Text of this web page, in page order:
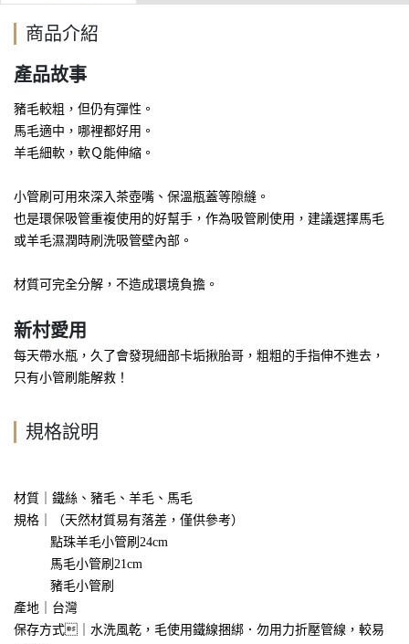
商品介紹
產品故事
豬毛較粗，但仍有彈性。
馬毛適中，哪裡都好用 。
羊毛細軟，軟Ｑ能伸縮。
小管刷可用來深入茶壺嘴、保溫瓶蓋等隙縫。
也是環保吸管重複使用的好幫手，作為吸管刷使用，建議選擇馬毛
或羊毛濕潤時刷洗吸管壁內部。
材質可完全分解，不造成環境負擔。
新村愛用
每天帶水瓶，久了會發現細部卡垢揪胎哥，粗粗的手指伸不進去，
只有小管刷能解救！
規格說明
材質｜鐵絲、豬毛、羊毛、馬毛
規格｜（天然材質易有落差，僅供參考）
點珠羊毛小管刷24cm
馬毛小管刷21cm
豬毛小管刷
產地｜台灣
保存方式｜水洗風乾，毛使用鐵線捆綁．勿用力折壓管線，較易